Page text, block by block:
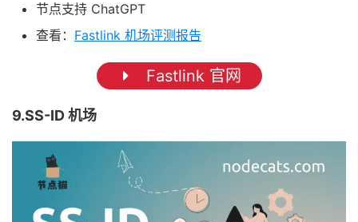
节点支持 ChatGPT
查看： Fastlink 机场评测报告
Fastlink 官网
9.SS-ID 机场